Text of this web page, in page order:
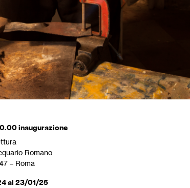
inaugurazione
Romano
– Roma
al 23/01/25